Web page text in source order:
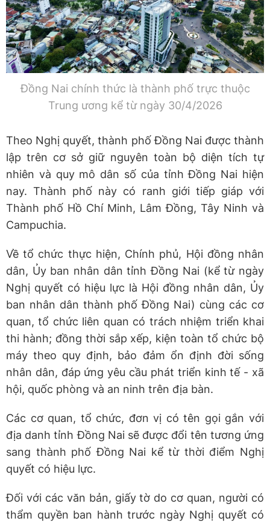
Đồng Nai chính thức là thành phố trực thuộc
Trung ương kể từ ngày 30/4/2026
Theo Nghị quyết, thành phố Đồng Nai được thành
lập trên cơ sở giữ nguyên toàn bộ diện tích tự
nhiên và quy mô dân số của tỉnh Đồng Nai hiện
nay. Thành phố này có ranh giới tiếp giáp với
Thành phố Hồ Chí Minh, Lâm Đồng, Tây Ninh và
Campuchia.
Về tổ chức thực hiện, Chính phủ, Hội đồng nhân
dân, Ủy ban nhân dân tỉnh Đồng Nai (kể từ ngày
Nghị quyết có hiệu lực là Hội đồng nhân dân, Ủy
ban nhân dân thành phố Đồng Nai) cùng các cơ
quan, tổ chức liên quan có trách nhiệm triển khai
thi hành; đồng thời sắp xếp, kiện toàn tổ chức bộ
máy theo quy định, bảo đảm ổn định đời sống
nhân dân, đáp ứng yêu cầu phát triển kinh tế - xã
hội, quốc phòng và an ninh trên địa bàn.
Các cơ quan, tổ chức, đơn vị có tên gọi gắn với
địa danh tỉnh Đồng Nai sẽ được đổi tên tương ứng
sang thành phố Đồng Nai kể từ thời điểm Nghị
quyết có hiệu lực.
Đối với các văn bản, giấy tờ do cơ quan, người có
thẩm quyền ban hành trước ngày Nghị quyết có